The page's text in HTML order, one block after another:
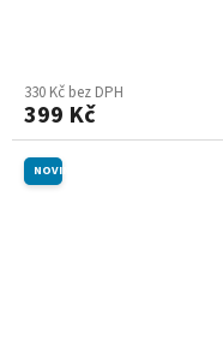
hodnocení
produktu
je
330 Kč bez DPH
399 Kč
NOVINKA